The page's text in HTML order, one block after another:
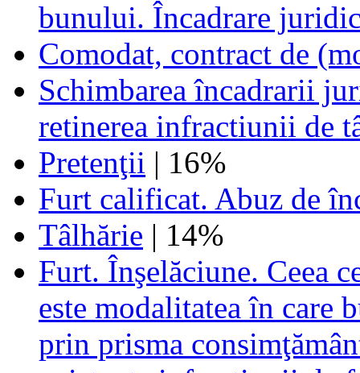
bunului. Încadrare
Comodat, contract de
Schimbarea încadrarii
retinerea infractiunii de
Pretenţii | 16%
Furt calificat. Abuz de
Tâlhărie | 14%
Furt. Înşelăciune. Ceea
este modalitatea în care
prin prisma